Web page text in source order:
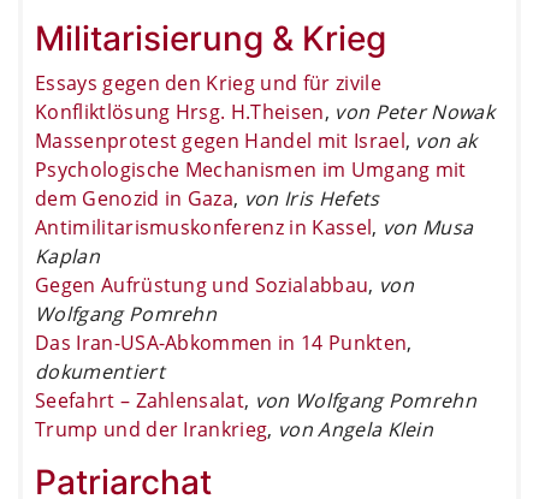
Militarisierung & Krieg
Essays gegen den Krieg und für zivile
Konfliktlösung Hrsg. H.Theisen, von Peter Nowak
Massenprotest gegen Handel mit Israel, von ak
Psychologische Mechanismen im Umgang mit
dem Genozid in Gaza, von Iris Hefets
Antimilitarismuskonferenz in Kassel, von Musa
Kaplan
Gegen Aufrüstung und Sozialabbau, von
Wolfgang Pomrehn
Das Iran-USA-Abkommen in 14 Punkten,
dokumentiert
Seefahrt – Zahlensalat, von Wolfgang Pomrehn
Trump und der Irankrieg, von Angela Klein
Patriarchat